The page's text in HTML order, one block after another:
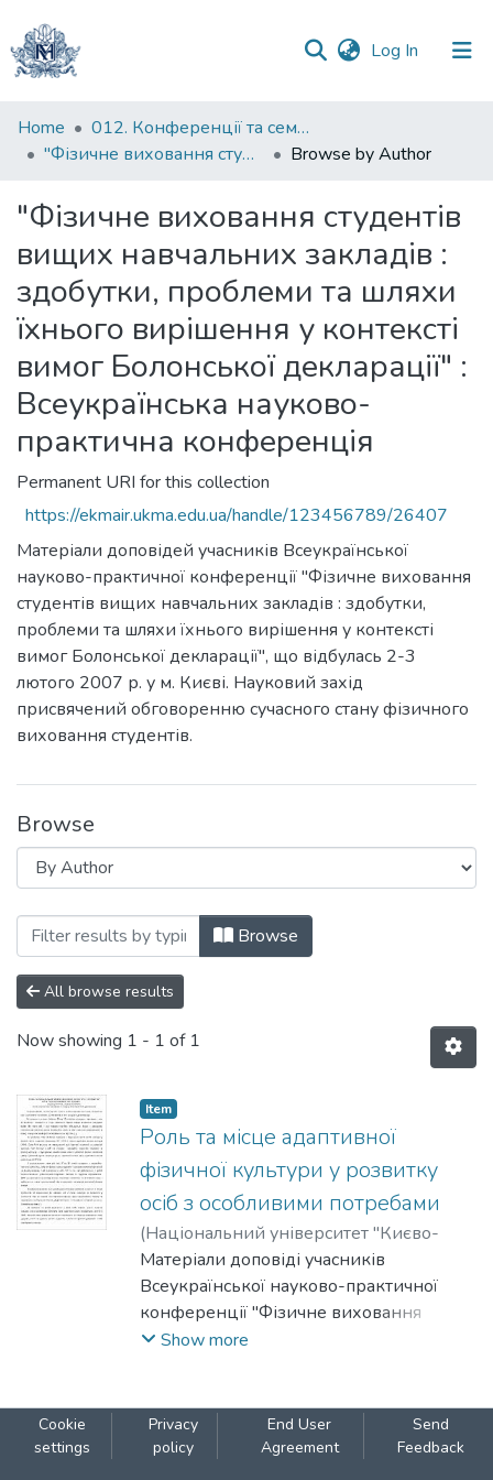
Log In (current)
Communities
&
All of DSpace
Home
012. Конференції та семінари НаУКМА
"Фізичне виховання студентів вищих навчальних закладів : здобутки, проблеми та шляхи їхнього вирішення у контексті вимог Болонської декларації" : Всеукраїнська науково-практична конференція
Browse by Author
"Фізичне виховання студентів
вищих навчальних закладів :
здобутки, проблеми та шляхи
їхнього вирішення у контексті
вимог Болонської декларації" :
Всеукраїнська науково-
практична конференція
Permanent URI for this collection
https://ekmair.ukma.edu.ua/handle/123456789/26407
Матеріали доповідей учасників Всеукраїнської
науково-практичної конференції "Фізичне виховання
студентів вищих навчальних закладів : здобутки,
проблеми та шляхи їхнього вирішення у контексті
вимог Болонської декларації", що відбулась 2-3
лютого 2007 р. у м. Києві. Науковий захід
присвячений обговоренню сучасного стану фізичного
виховання студентів.
Browse
Browsing "Фізичне виховання
Browse
All browse results
Now showing 1 - 1 of 1
Item
Роль та місце адаптивної
фізичної культури у розвитку
осіб з особливими потребами
(Національний університет "Києво-
Могилянська академія",2007
Подгаєцький, А.;Березовський, В.
Матеріали доповіді учасників
Всеукраїнської науково-практичної
конференції "Фізичне виховання
студентів вищих навчальних закладів :
Болонської декларації", м. Київ, 2-3
лютого 2007 р.
Show more
Cookie
settings
Privacy
policy
End User
Agreement
Send
Feedback